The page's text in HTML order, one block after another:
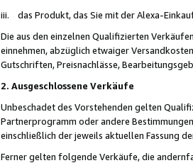
iii. das Produkt, das Sie mit der Alexa-
Die aus den einzelnen Qualifizierten Verkäufen
einnehmen, abzüglich etwaiger
Gutschriften, Preisnachlässe,
2. Ausgeschlossene Verkäufe
Unbeschadet des Vorstehenden gelten
Partnerprogramm oder andere
einschließlich der jeweils aktuellen Fassung
Ferner gelten folgende Verkäufe, die